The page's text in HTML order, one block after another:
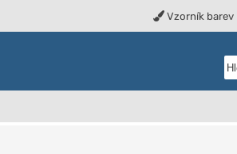
Vzorník barev